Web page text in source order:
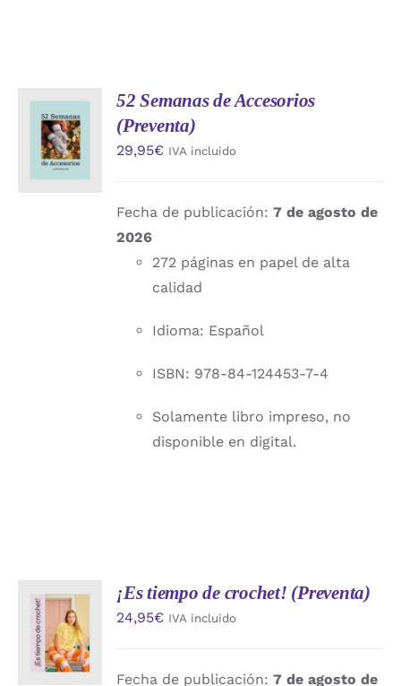
AL
CARRITO
/
DETALLES
52 Semanas de Accesorios
(Preventa)
29,95€ IVA incluido
Fecha de publicación:7 de agosto de
2026
272 páginas en papel de alta
calidad
Idioma: Español
ISBN: 978-84-124453-7-4
Solamente libro impreso, no
disponible en digital.
AÑADIR
AL
CARRITO
/
DETALLES
¡Es tiempo de crochet! (Preventa)
24,95€ IVA incluido
Fecha de publicación:7 de agosto de